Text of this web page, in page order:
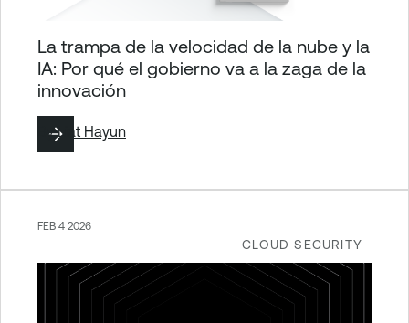
La trampa de la velocidad de la nube y la
IA: Por qué el gobierno va a la zaga de la
innovación
ByLiat Hayun
CLOUD SECURITY
FEB 4 2026